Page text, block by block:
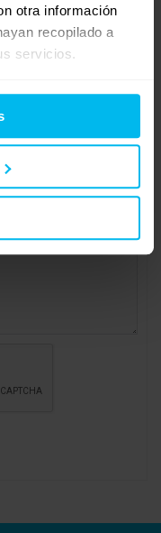
otra información
recopilado a
servicios.